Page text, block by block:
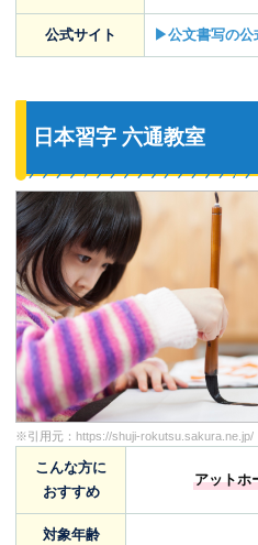
公式サイト ▶公文書写の公
日本習字 六通教室
※引用元： https://shuji-rokutsu.sakura.ne.jp/
こんな方に
おすすめ
アットホ
対象年齢